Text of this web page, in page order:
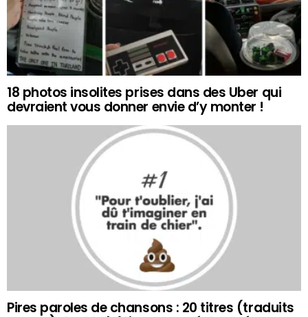
18 photos insolites prises dans des Uber qui
devraient vous donner envie d’y monter !
Pires paroles de chansons : 20 titres (traduits